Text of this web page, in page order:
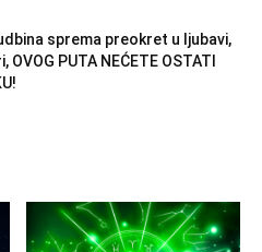
sprema preokret u ljubavi,
OVOG PUTA NEĆETE OSTATI